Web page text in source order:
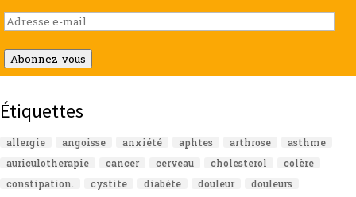
Adresse
e-
mail
Abonnez-vous
Étiquettes
allergie angoisse anxiété aphtes arthrose
asthme
auriculotherapie
cancer cerveau cholesterol
colère
constipation.
cystite diabète douleur
douleurs